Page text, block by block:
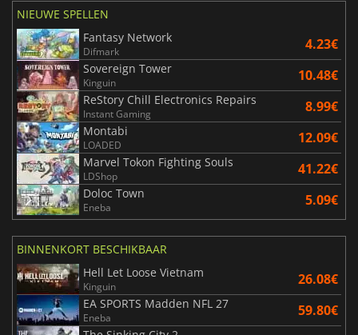
NIEUWE SPELLEN
Fantasy Network
Difmark 4.23€
Sovereign Tower
Kinguin 10.48€
ReStory Chill Electronics Repairs
Instant Gaming 8.99€
Montabi
LOADED 12.09€
Marvel Tokon Fighting Souls
LDShop 41.22€
Doloc Town
Eneba 5.09€
BINNENKORT BESCHIKBAAR
Hell Let Loose Vietnam
Kinguin 26.08€
EA SPORTS Madden NFL 27
Eneba 59.80€